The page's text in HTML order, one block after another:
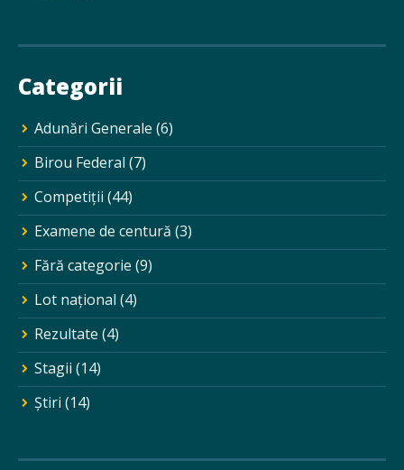
Categorii
Adunări Generale (6)
Birou Federal (7)
Competiții (44)
Examene de centură (3)
Fără categorie (9)
Lot național (4)
Rezultate (4)
Stagii (14)
Ştiri (14)